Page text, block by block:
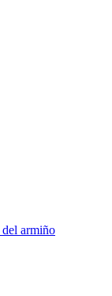
armiño